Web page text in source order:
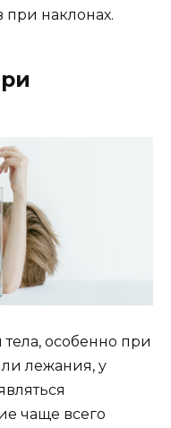
наклонах.
особенно при
лежания, у
чаще всего